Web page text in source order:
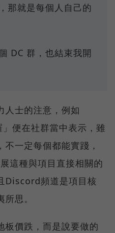
那就是每個人自己的
DC 群，也結束我開
人士的注意，例如
便在社群當中表示，雖
一定每個都能實踐，
這種與項目直接相關的
Discord頻道是項目核
思。
板價跌，而是說要做的